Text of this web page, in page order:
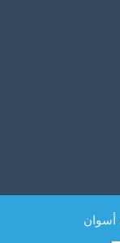
أسوان